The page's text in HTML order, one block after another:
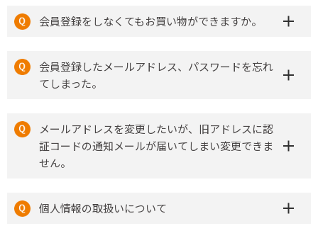
会員登録をしなくてもお買い物ができますか。
会員登録したメールアドレス、パスワードを忘れ
てしまった。
メールアドレスを変更したいが、旧アドレスに認
証コードの通知メールが届いてしまい変更できま
せん。
個人情報の取扱いについて